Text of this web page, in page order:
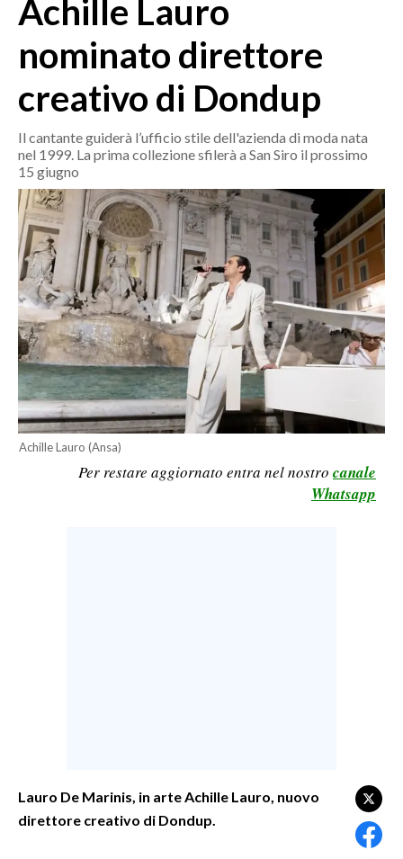
MEDIO CAMPIDANO
SASSARI E PROVINCIA
NUORO E PROVINCIA
OGLIASTRA
AGENDA
CRONACA
ITALIA
MONDO
POLITICA
ECONOMIA
SERVIZI ALLE IMPRESE
LAVORO
BANDI
CULTURA
Achille Lauro
nominato direttore
creativo di Dondup
Il cantante guiderà l’ufficio stile dell'azienda di moda nata
nel 1999. La prima collezione sfilerà a San Siro il prossimo
15 giugno
Achille Lauro (Ansa)
Per restare aggiornato entra nel nostro canale
Whatsapp
Lauro De Marinis, in arte Achille Lauro, nuovo
direttore creativo di Dondup.